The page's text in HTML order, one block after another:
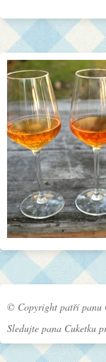
© Copyright patří panu
Sledujte pana Cuketku